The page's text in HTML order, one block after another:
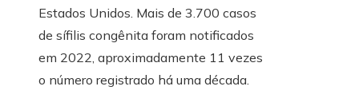
Estados Unidos. Mais de 3.700 casos
de sífilis congênita foram notificados
em 2022, aproximadamente 11 vezes
o número registrado há uma década.